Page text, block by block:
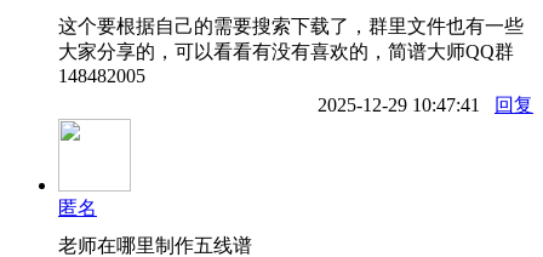
这个要根据自己的需要搜索下载了，群里文件也有一些
大家分享的，可以看看有没有喜欢的，简谱大师QQ群
148482005
2025-12-29 10:47:41
回复
匿名
老师在哪里制作五线谱